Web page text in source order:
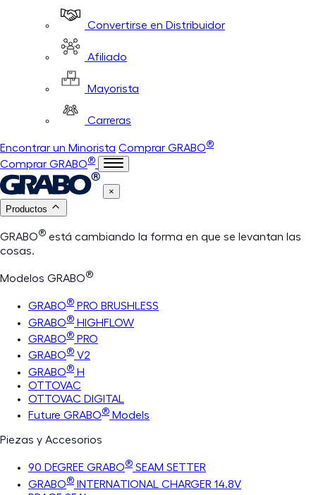
Convertirse en Distribuidor
Afiliado
Mayorista
Carreras
Encontrar un Minorista Comprar GRABO®
Comprar GRABO®
×
Productos
GRABO® está cambiando la forma en que se levantan las
cosas.
Modelos GRABO®
GRABO® PRO BRUSHLESS
GRABO® HIGHFLOW
GRABO® PRO
GRABO® V2
GRABO® H
OTTOVAC
OTTOVAC DIGITAL
Future GRABO® Models
Piezas y Accesorios
90 DEGREE GRABO® SEAM SETTER
GRABO® INTERNATIONAL CHARGER 14.8V